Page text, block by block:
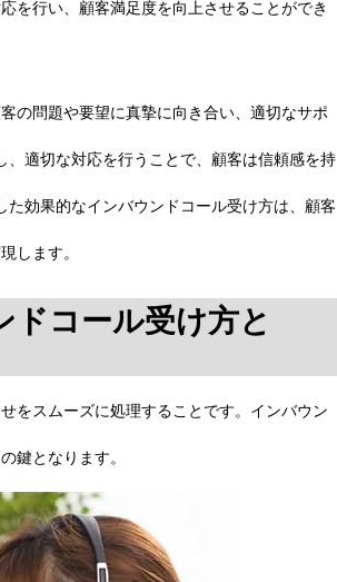
を行い、顧客満足度を向上させることができ
の問題や要望に真摯に向き合い、適切なサポ
適切な対応を行うことで、顧客は信頼感を持
効果的なインバウンドコール受け方は、顧客
します。
ドコール受け方と
をスムーズに処理することです。インバウン
鍵となります。